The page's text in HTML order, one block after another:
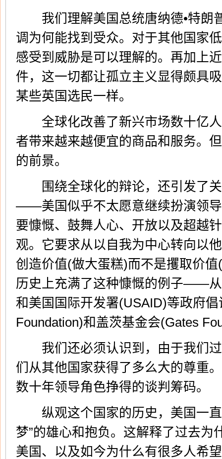
我们理解美国总统唐纳德•特朗
调为何能找到受众。对于其他国家
感受到威胁是可以理解的。再加上
件，这一切都让孤立主义显得颇具
某些英国选民一样。
全球化改善了新兴市场数十亿人
者带来越来越便宜的商品和服务。
的前景。
围绕全球化的辩论，还引发了关
——美国似乎不太愿意继续扮演领
要慷慨、鼓舞人心、开放以及超越
观。它要求从以自我为中心转向以
创造价值(做大蛋糕)而不是攫取价
历史上充满了这种慷慨的例子——从
和美国国际开发署(USAID)等政府
Foundation)和盖茨基金会(Gates
我们还必须认识到，由于我们过
们从其他国家获得了多么大的尊重
数十年领导角色挣得的谈判筹码。
纵观这个国家的历史，美国一直
梦”的雄心和抱负。这解释了过去为
美国、以及如今为什么有很多人希